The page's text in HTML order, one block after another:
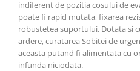
indiferent de pozitia cosului de
poate fi rapid mutata, fixarea
robustetea suportului. Dotata si
ardere, curatarea Sobitei de
aceasta putand fi alimentata cu
infunda niciodata.